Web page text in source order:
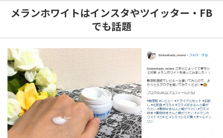
メランホワイトはインスタやツイッター・FB
でも話題